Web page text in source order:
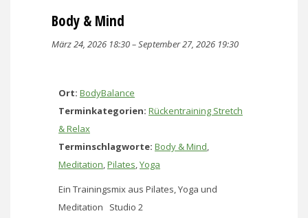
Body & Mind
März 24, 2026 18:30–September 27, 2026 19:30
Ort: BodyBalance
Terminkategorien: Rückentraining Stretch
& Relax
Terminschlagworte: Body & Mind,
Meditation,Pilates,Yoga
Ein Trainingsmix aus Pilates, Yoga und
Meditation Studio 2